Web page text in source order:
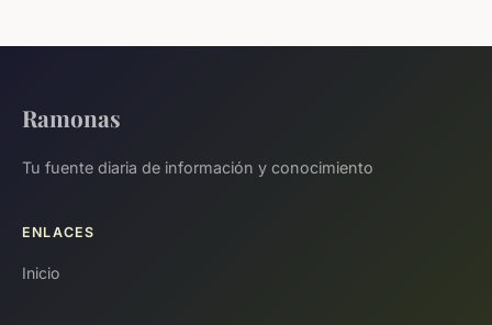
Ramonas
Tu fuente diaria de información y conocimiento
ENLACES
Inicio